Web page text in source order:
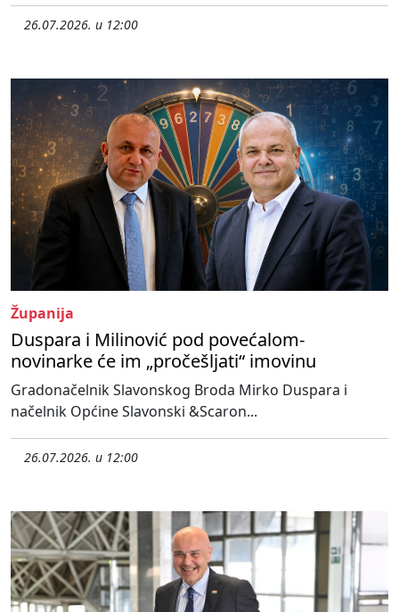
26.07.2026. u 12:00
Županija
Duspara i Milinović pod povećalom-
novinarke će im „pročešljati“ imovinu
Gradonačelnik Slavonskog Broda Mirko Duspara i
načelnik Općine Slavonski &Scaron...
26.07.2026. u 12:00